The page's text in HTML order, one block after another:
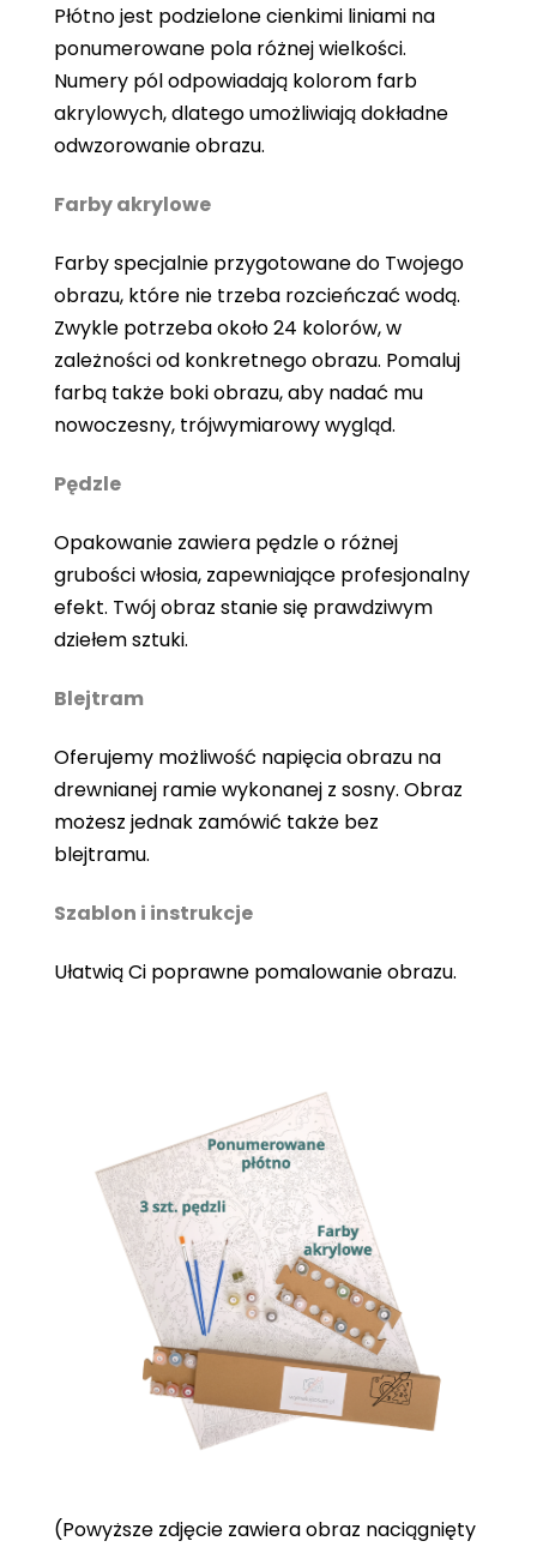
Płótno jest podzielone cienkimi liniami na
ponumerowane pola różnej wielkości.
Numery pól odpowiadają kolorom farb
akrylowych, dlatego umożliwiają dokładne
odwzorowanie obrazu.
Farby akrylowe
Farby specjalnie przygotowane do Twojego
obrazu, które nie trzeba rozcieńczać wodą.
Zwykle potrzeba około 24 kolorów, w
zależności od konkretnego obrazu. Pomaluj
farbą także boki obrazu, aby nadać mu
nowoczesny, trójwymiarowy wygląd.
Pędzle
Opakowanie zawiera pędzle o różnej
grubości włosia, zapewniające profesjonalny
efekt. Twój obraz stanie się prawdziwym
dziełem sztuki.
Blejtram
Oferujemy możliwość napięcia obrazu na
drewnianej ramie wykonanej z sosny. Obraz
możesz jednak zamówić także bez
blejtramu.
Szablon i instrukcje
Ułatwią Ci poprawne pomalowanie obrazu.
(Powyższe zdjęcie zawiera obraz naciągnięty